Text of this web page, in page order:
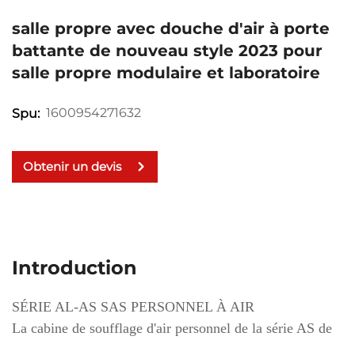
salle propre avec douche d'air à porte
battante de nouveau style 2023 pour
salle propre modulaire et laboratoire
Spu: 1600954271632
Obtenir un devis
Introduction
SÉRIE AL-AS SAS PERSONNEL À AIR
La cabine de soufflage d'air personnel de la série AS de